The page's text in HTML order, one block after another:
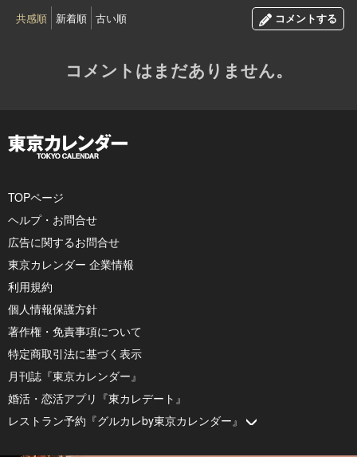
共感順 新着順 古い順 コメントする
コメントはまだありません。
TOPページ
ヘルプ・お問合せ
広告に関するお問合せ
東京カレンダー 企業情報
利用規約
個人情報保護方針
著作権・免責事項について
特定商取引法に基づく表示
月刊誌『東京カレンダー』
婚活・恋活アプリ『東カレデート』
レストラン予約『グルカレby東京カレンダー』